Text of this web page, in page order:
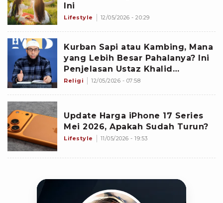
Ini
Lifestyle 12/05/2026 - 20:29
Kurban Sapi atau Kambing, Mana
yang Lebih Besar Pahalanya? Ini
Penjelasan Ustaz Khalid
Basalamah
Religi 12/05/2026 - 07:58
Update Harga iPhone 17 Series
Mei 2026, Apakah Sudah Turun?
Lifestyle 11/05/2026 - 19:53